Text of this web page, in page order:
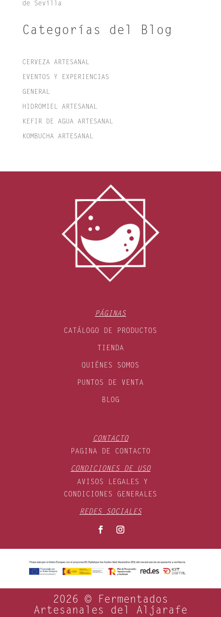
de Sevilla
Categorías del Blog
CERVEZA ARTESANAL
EVENTOS Y EXPERIENCIAS
GENERAL
HIDROMIEL ARTESANAL
KEFIR DE AGUA ARTESANAL
KOMBUCHA ARTESANAL
PÁGINAS
CATÁLOGO DE PRODUCTOS
TIENDA
QUIÉNES SOMOS
PUNTOS DE VENTA
BLOG
CONTACTO
PAGINA DE CONTACTO
CONDICIONES DE USO
AVISOS LEGALES Y
CONDICIONES GENERALES
REDES SOCIALES
2026 © Fermentados
Artesanales del Aljarafe